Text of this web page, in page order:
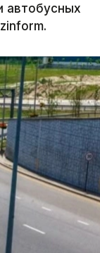
автобусных